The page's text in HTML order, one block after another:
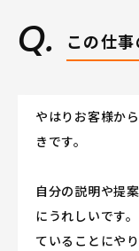
この仕
やはりお客様か
きです。
自分の説明や提
にうれしいです
ていることにや